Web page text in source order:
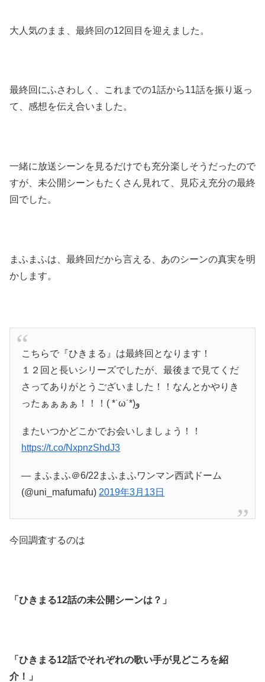
大人気のまま、最終回の12回目を迎えました。
最終回にふさわしく、これまでの1話から11話を振り返っ
て、感想を伝え合いました。
一緒に放送シーンを見るだけでも充分楽しそうだったので
すが、未公開シーンもたくさん見れて、見応え充分の最終
回でした。
まふまふは、最終回だから言える、あのシーンの真実を明
かします。
こちらで『ひきまる』は最終回となります！
１２回と長いシリーズでしたが、最後まで見てくだ
さってありがとうございました！！なんとかやりき
ったぁぁぁぁ！！！( *˙ω˙*)و
またいつかどこかでお会いしましょう！！
https://t.co/NxpnzShdJ3
— まふまふ＠6/22まふまふワンマン西武ドーム
(@uni_mafumafu) 2019年3月13日
今回調査するのは
「ひきまる12話の未公開シーンは？」
「ひきまる12話でそれぞれの歌い手が見どころを紹
介！」